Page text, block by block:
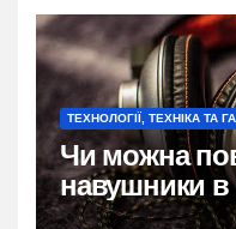
ТЕХНОЛОГІЇ, ТЕХНІКА ТА
Чи можна
навушники в
гід по правах